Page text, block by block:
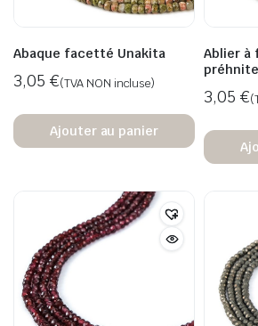
Abaque facetté Unakita
3,05 €(TVA NON incluse)
Ajouter au panier
Ablier à
préhnite
3,05 €